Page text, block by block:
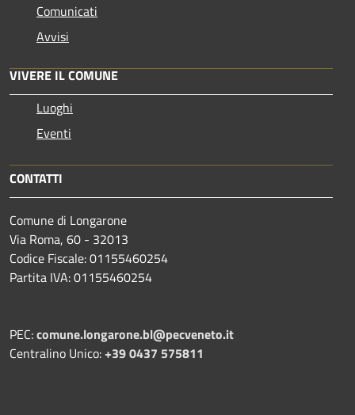
Comunicati
Avvisi
VIVERE IL COMUNE
Luoghi
Eventi
CONTATTI
Comune di Longarone
Via Roma, 60 - 32013
Codice Fiscale: 01155460254
Partita IVA: 01155460254
PEC:comune.longarone.bl@pecveneto.it
Centralino Unico:+39 0437 575811